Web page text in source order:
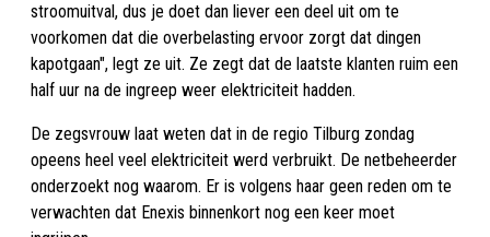
stroomuitval, dus je doet dan liever een deel uit om te
voorkomen dat die overbelasting ervoor zorgt dat dingen
kapotgaan", legt ze uit. Ze zegt dat de laatste klanten ruim een
half uur na de ingreep weer elektriciteit hadden.
De zegsvrouw laat weten dat in de regio Tilburg zondag
opeens heel veel elektriciteit werd verbruikt. De netbeheerder
onderzoekt nog waarom. Er is volgens haar geen reden om te
verwachten dat Enexis binnenkort nog een keer moet